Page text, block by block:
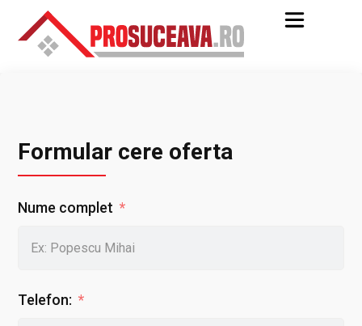
Formular cere oferta
Nume complet
Telefon: